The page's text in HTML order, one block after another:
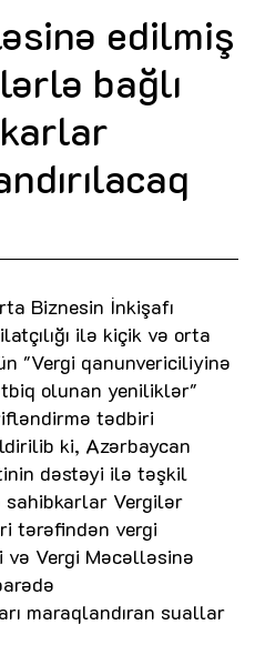
edilmiş
bağlı
Biznesin İnkişafı
ilə kiçik və orta
"Vergi qanunvericiliyinə
olunan yeniliklər"
tədbiri
ki, Azərbaycan
dəstəyi ilə təşkil
Vergilər
tərəfindən vergi
Vergi Məcəlləsinə
maraqlandıran suallar